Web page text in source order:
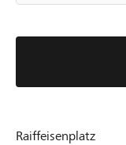
Raiffeisenplatz